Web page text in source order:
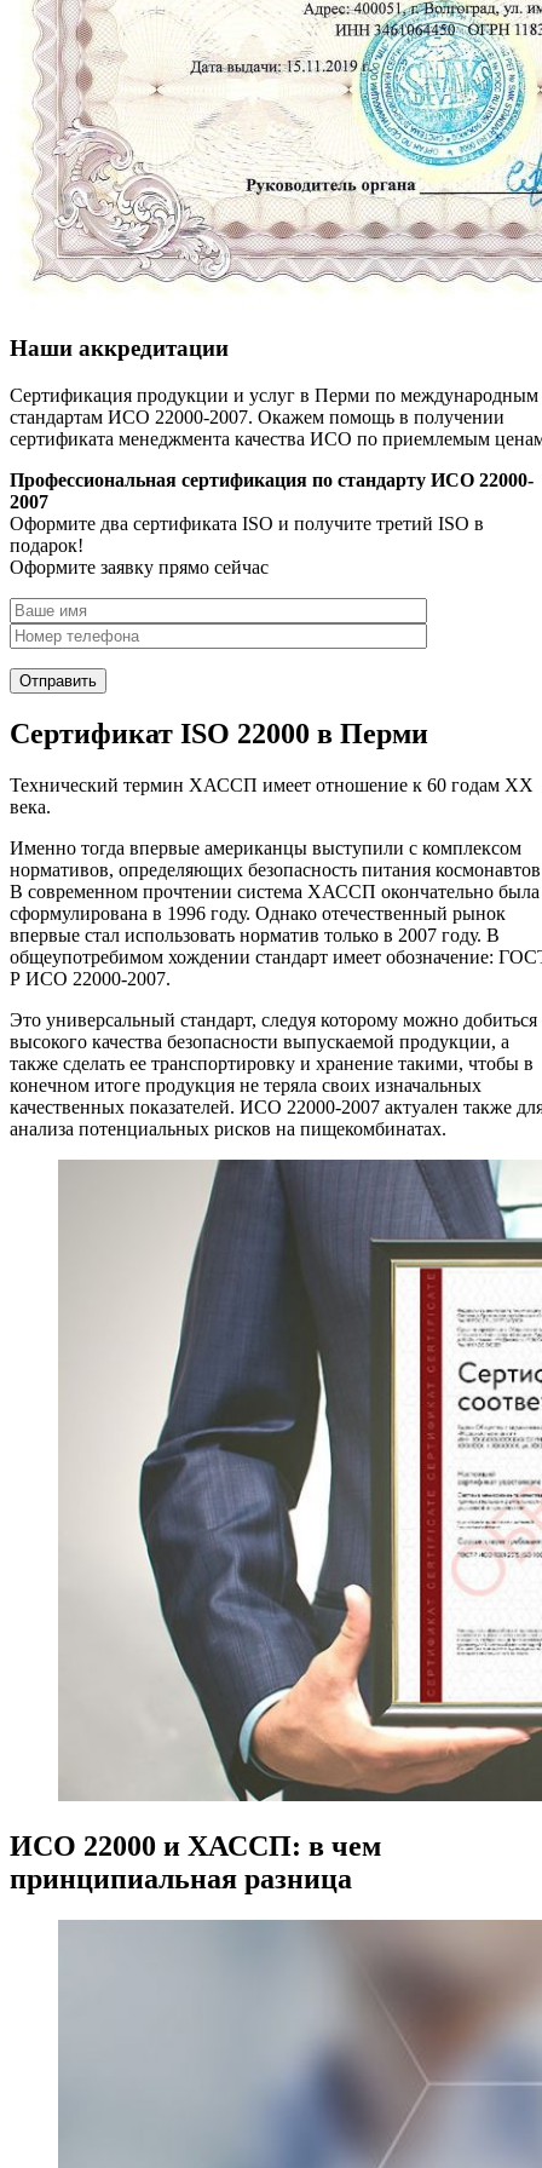
Наши аккредитации
Сертификация продукции и услуг в Перми по международным
стандартам ИСО 22000-2007. Окажем помощь в получении
сертификата менеджмента качества ИСО по приемлемым
Профессиональная сертификация по стандарту ИСО 22000-
2007
Оформите два сертификата ISO и получите третий ISO в
подарок!
Оформите заявку прямо сейчас
Сертификат ISO 22000 в Перми
Технический термин ХАССП имеет отношение к 60 годам XX
века.
Именно тогда впервые американцы выступили с комплексом
нормативов, определяющих безопасность питания
В современном прочтении система ХАССП окончательно была
сформулирована в 1996 году. Однако отечественный рынок
впервые стал использовать норматив только в 2007 году. В
общеупотребимом хождении стандарт имеет обозначение:
Р ИСО 22000-2007.
Это универсальный стандарт, следуя которому можно добиться
высокого качества безопасности выпускаемой продукции, а
также сделать ее транспортировку и хранение такими, чтобы в
конечном итоге продукция не теряла своих изначальных
качественных показателей. ИСО 22000-2007 актуален также
анализа потенциальных рисков на пищекомбинатах.
ИСО 22000 и ХАССП: в чем
принципиальная разница